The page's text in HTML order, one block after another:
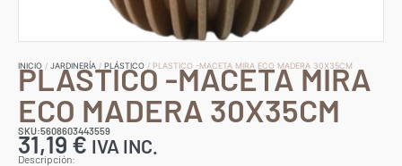
INICIO / JARDINERÍA / PLÁSTICO / PLASTICO -MACETA MIRA ECO MADERA 30X35CM
PLASTICO -MACETA MIRA
ECO MADERA 30X35CM
SKU:5608603443559
31,19€ IVA INC.
Descripción: